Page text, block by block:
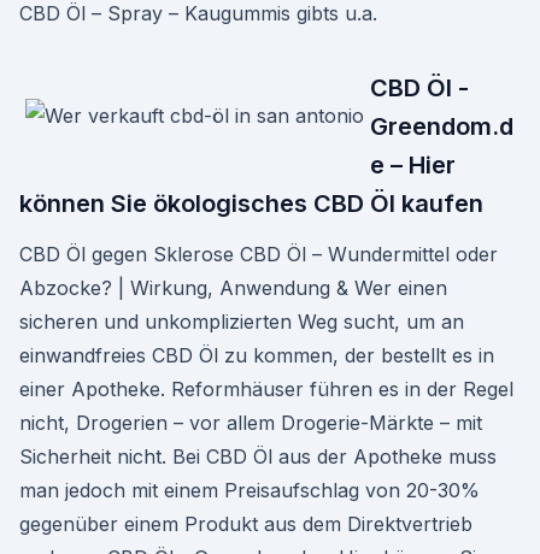
CBD Öl – Spray – Kaugummis gibts u.a.
CBD Öl -
Greendom.d
e – Hier
können Sie ökologisches CBD Öl kaufen
CBD Öl gegen Sklerose CBD Öl – Wundermittel oder
Abzocke? | Wirkung, Anwendung & Wer einen
sicheren und unkomplizierten Weg sucht, um an
einwandfreies CBD Öl zu kommen, der bestellt es in
einer Apotheke. Reformhäuser führen es in der Regel
nicht, Drogerien – vor allem Drogerie-Märkte – mit
Sicherheit nicht. Bei CBD Öl aus der Apotheke muss
man jedoch mit einem Preisaufschlag von 20-30%
gegenüber einem Produkt aus dem Direktvertrieb